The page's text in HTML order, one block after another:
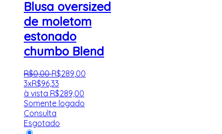
Blusa oversized
de moletom
estonado
chumbo Blend
R$0,00 R$289,00
3xR$96,33
à vista R$289,00
Somente logado
Consulta
Esgotado